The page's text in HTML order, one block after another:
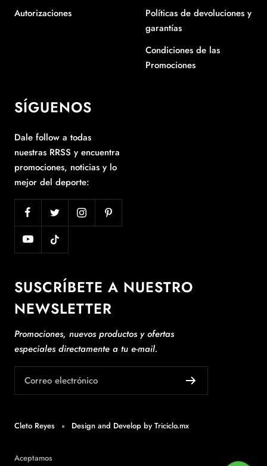
Autorizaciones
Políticas de devoluciones y
garantías
Condiciones de las
Promociones
SÍGUENOS
Dale follow a todas
nuestras RRSS y encuentra
promociones, noticias y lo
mejor del deporte:
SUSCRÍBETE A NUESTRO
NEWSLETTER
Promociones, nuevos productos y ofertas
especiales directamente a tu e-mail.
Correo electrónico
Cleto Reyes Design and Develop by Triciclo.mx
Aceptamos